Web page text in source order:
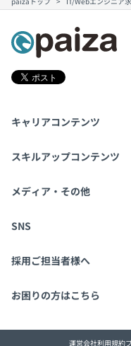
キャリアコンテンツ
転職・キャリア
スキルアップコンテンツ
学習
メディア・その他
Tech Team Journal
SNS
X
採用ご担当者様へ
採用・教育をお考えの企
お困りの方はこちら
paizaとは？
運営会社利用規約